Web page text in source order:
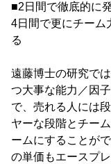
■2日間で徹底的に
4日間で更にチーム
る
遠藤博士の研究で
つ大事な能力／因
で、売れる人には
ヤーな段階とチー
ームにすることが
の単価もエースプ